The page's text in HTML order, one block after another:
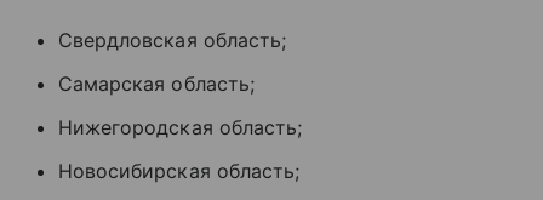
Свердловская область;
Самарская область;
Нижегородская область;
Новосибирская область;